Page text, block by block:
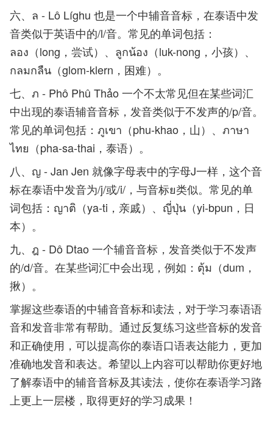
六、ล - Lô Líghu 也是一个中辅音音标，在泰语中发
音类似于英语中的/l/音。常见的单词包括：
ลอง（long，尝试）、ลูกน้อง（luk-nong，小孩）、
กลมกลืน（glom-klern，困难）。
七、ภ - Phô Phû Thảo 一个不太常见但在某些词汇
中出现的泰语辅音音标，发音类似于不发声的/p/音。
常见的单词包括：ภูเขา（phu-khao，山）、ภาษา
ไทย（pha-sa-thai，泰语）。
八、ญ - Jan Jen 就像字母表中的字母J一样，这个音
标在泰语中发音为/j/或/i/，与音标ย类似。常见的单
词包括：ญาติ（ya-ti，亲戚）、ญี่ปุ่น（yi-bpun，日
本）。
九、ฎ - Dô Dtao 一个辅音音标，发音类似于不发声
的/d/音。在某些词汇中会出现，例如：ตุ้ม（dum，
揪）。
掌握这些泰语的中辅音音标和读法，对于学习泰语语
音和发音非常有帮助。通过反复练习这些音标的发音
和正确使用，可以提高你的泰语口语表达能力，更加
准确地发音和表达。希望以上内容可以帮助你更好地
了解泰语中的辅音音标及其读法，使你在泰语学习路
上更上一层楼，取得更好的学习成果！